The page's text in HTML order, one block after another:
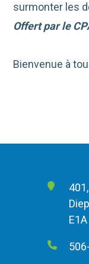
surmonter les
Offert par le
Bienvenue à